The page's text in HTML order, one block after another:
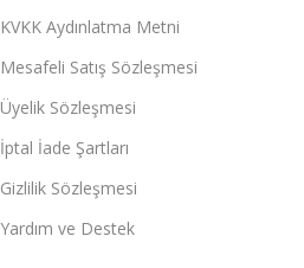
KVKK Aydınlatma Metni
Mesafeli Satış Sözleşmesi
Üyelik Sözleşmesi
İptal İade Şartları
Gizlilik Sözleşmesi
Yardım ve Destek